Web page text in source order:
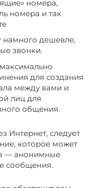
номера,
номера и так
намного дешевле,
звонки.
для создания
между вами и
лиц для
общения.
Интернет, следует
которое может
— анонимные
сообщения.